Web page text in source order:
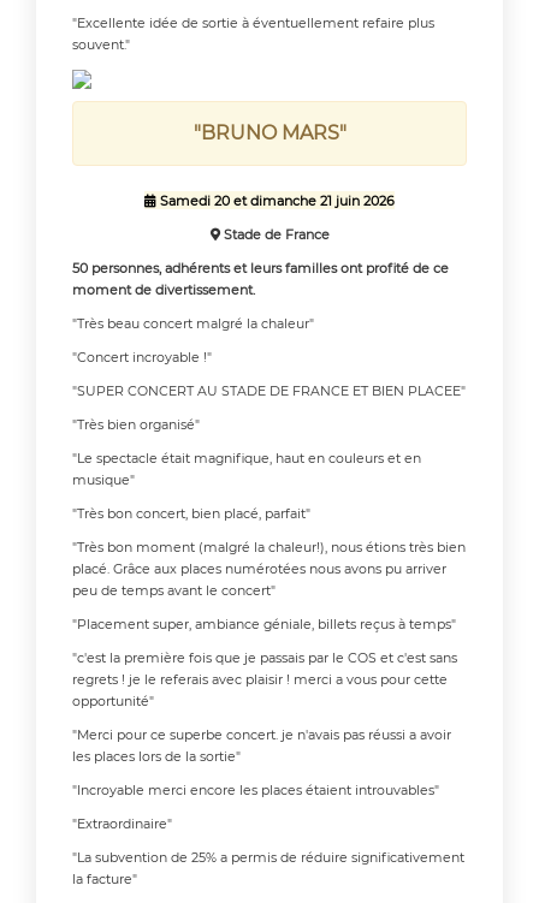
"Excellente idée de sortie à éventuellement refaire plus
souvent."
"BRUNO MARS"
 Samedi 20 et dimanche 21 juin 2026
Stade de France
50 personnes, adhérents et leurs familles ont profité de ce
moment de divertissement.
"Très beau concert malgré la chaleur"
"Concert incroyable !"
"SUPER CONCERT AU STADE DE FRANCE ET BIEN PLACEE"
"Très bien organisé"
"Le spectacle était magnifique, haut en couleurs et en
musique"
"Très bon concert, bien placé, parfait"
"Très bon moment (malgré la chaleur!), nous étions très bien
placé. Grâce aux places numérotées nous avons pu arriver
peu de temps avant le concert"
"Placement super, ambiance géniale, billets reçus à temps"
"c'est la première fois que je passais par le COS et c'est sans
regrets ! je le referais avec plaisir ! merci a vous pour cette
opportunité"
"Merci pour ce superbe concert. je n'avais pas réussi a avoir
les places lors de la sortie"
"Incroyable merci encore les places étaient introuvables"
"Extraordinaire"
"La subvention de 25% a permis de réduire significativement
la facture"